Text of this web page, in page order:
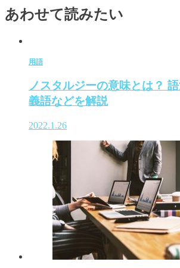
あわせて読みたい
用語
ノスタルジーの意味とは？
義語などを解説
2022.1.26